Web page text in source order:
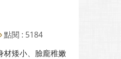
點閱 : 5184
材矮小、臉龐稚嫩